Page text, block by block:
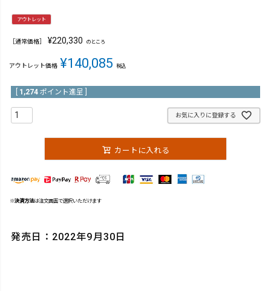
アウトレット
［通常価格］ ¥220,330 のところ
アウトレット価格 ¥140,085 税込
1,274 ポイント進呈 ]
お気に入りに登録する
カートに入れる
※決済方法は注文画面で選択いただけます
発売日：2022年9月30日